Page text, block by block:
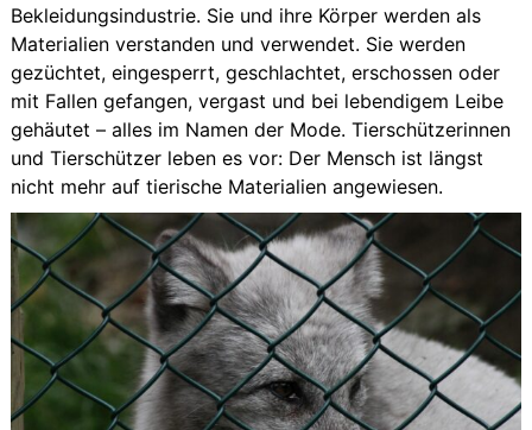
Bekleidungsindustrie. Sie und ihre Körper werden als
Materialien verstanden und verwendet. Sie werden
gezüchtet, eingesperrt, geschlachtet, erschossen oder
mit Fallen gefangen, vergast und bei lebendigem Leibe
gehäutet – alles im Namen der Mode. Tierschützerinnen
und Tierschützer leben es vor: Der Mensch ist längst
nicht mehr auf tierische Materialien angewiesen.